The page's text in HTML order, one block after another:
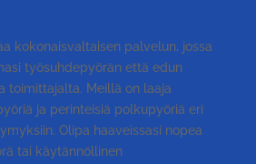
kokonaisvaltaisen palvelun, jossa
työsuhdepyörän että edun
toimittajalta. Meillä on laaja
ja perinteisiä polkupyöriä eri
Olipa haaveissasi nopea
tai käytännöllinen